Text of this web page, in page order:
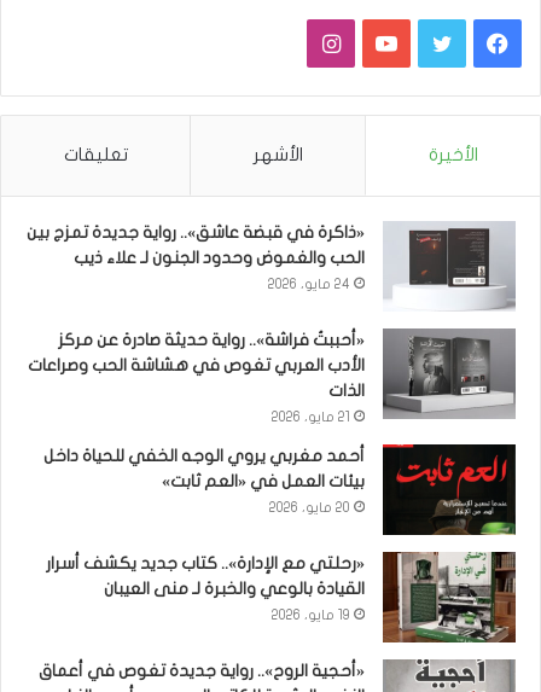
فيسبوكتويتر يوتيوبانستقرام
الأخيرة الأشهر تعليقات
«ذاكرة في قبضة عاشق».. رواية جديدة تمزج بين
الحب والغموض وحدود الجنون لـ علاء ذيب
24 مايو، 2026
«أحببتُ فراشة».. رواية حديثة صادرة عن مركز
الأدب العربي تغوص في هشاشة الحب وصراعات
الذات
21 مايو، 2026
أحمد مغربي يروي الوجه الخفي للحياة داخل
بيئات العمل في «العم ثابت»
20 مايو، 2026
«رحلتي مع الإدارة».. كتاب جديد يكشف أسرار
القيادة بالوعي والخبرة لـ منى العيبان
19 مايو، 2026
«أحجية الروح».. رواية جديدة تغوص في أعماق